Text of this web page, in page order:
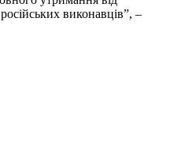
виконавців”, –